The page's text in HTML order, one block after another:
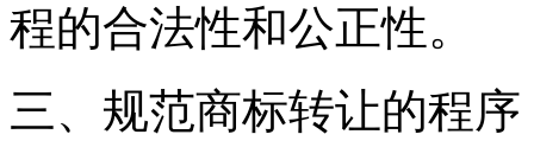
程的合法性和公正性。
三、规范商标转让的程序